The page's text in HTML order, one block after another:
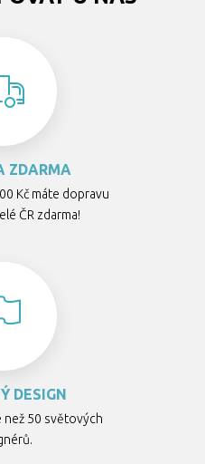
ZDARMA
Kč máte dopravu
ČR zdarma!
DESIGN
než 50 světových